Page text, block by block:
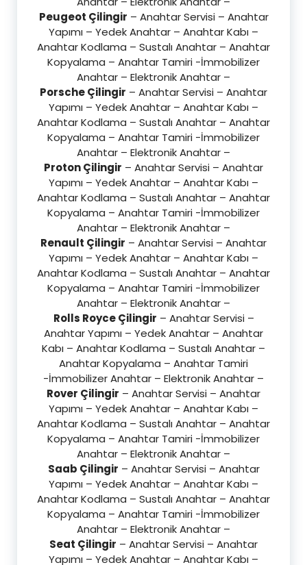
Peugeot Çilingir – Anahtar Servisi – Anahtar
Yapımı – Yedek Anahtar – Anahtar Kabı –
Anahtar Kodlama – Sustalı Anahtar – Anahtar
Kopyalama – Anahtar Tamiri -İmmobilizer
Anahtar – Elektronik Anahtar –
Porsche Çilingir – Anahtar Servisi – Anahtar
Yapımı – Yedek Anahtar – Anahtar Kabı –
Anahtar Kodlama – Sustalı Anahtar – Anahtar
Kopyalama – Anahtar Tamiri -İmmobilizer
Anahtar – Elektronik Anahtar –
Proton Çilingir – Anahtar Servisi – Anahtar
Yapımı – Yedek Anahtar – Anahtar Kabı –
Anahtar Kodlama – Sustalı Anahtar – Anahtar
Kopyalama – Anahtar Tamiri -İmmobilizer
Anahtar – Elektronik Anahtar –
Renault Çilingir – Anahtar Servisi – Anahtar
Yapımı – Yedek Anahtar – Anahtar Kabı –
Anahtar Kodlama – Sustalı Anahtar – Anahtar
Kopyalama – Anahtar Tamiri -İmmobilizer
Anahtar – Elektronik Anahtar –
Rolls Royce Çilingir – Anahtar Servisi –
Anahtar Yapımı – Yedek Anahtar – Anahtar
Kabı – Anahtar Kodlama – Sustalı Anahtar –
Anahtar Kopyalama – Anahtar Tamiri
-İmmobilizer Anahtar – Elektronik Anahtar –
Rover Çilingir – Anahtar Servisi – Anahtar
Yapımı – Yedek Anahtar – Anahtar Kabı –
Anahtar Kodlama – Sustalı Anahtar – Anahtar
Kopyalama – Anahtar Tamiri -İmmobilizer
Anahtar – Elektronik Anahtar –
Saab Çilingir – Anahtar Servisi – Anahtar
Yapımı – Yedek Anahtar – Anahtar Kabı –
Anahtar Kodlama – Sustalı Anahtar – Anahtar
Kopyalama – Anahtar Tamiri -İmmobilizer
Anahtar – Elektronik Anahtar –
Seat Çilingir – Anahtar Servisi – Anahtar
Yapımı – Yedek Anahtar – Anahtar Kabı –